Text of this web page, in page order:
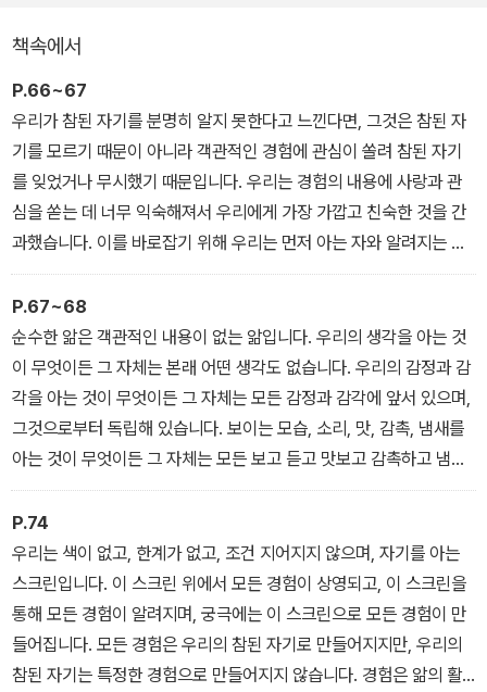
를 알고 싶은 독자, 진리를 찾는 길을 걷다가 길을 잃어버린 혹은 결실
을 보지 못한 구도자, 진정한 평화와 행복에 목마른 독자에게 바로 지
금 눈앞에 있는 ‘직접적인 길’을 선사한다.
책속에서
P.66~67
우리가 참된 자기를 분명히 알지 못한다고 느낀다면, 그것은 참된 자
기를 모르기 때문이 아니라 객관적인 경험에 관심이 쏠려 참된 자기
를 잊었거나 무시했기 때문입니다. 우리는 경험의 내용에 사랑과 관
심을 쏟는 데 너무 익숙해져서 우리에게 가장 가깝고 친숙한 것을 간
과했습니다. 이를 바로잡기 위해 우리는 먼저 아는 자와 알려지는 대
상, 경험하는 자와 경험되는 대상, 목격하는 자와 목격되는 대상을 구
분합니다. 나중에는 이 구분을 허물겠지만, 경험에 빠져서 지나가는
모든 생각, 느낌, 활동, 관계를 자기와 동일시하는 사람에게는 먼저 이
렇게 구분할 필요가 있습니다. 우리는 변하는 모든 인식과 경험에서
아는 요소입니다. 모든 경험은 우리에게 일어나고, 우리에게 알려지
거나 우리 안에 나타나지만, 우리는 어떤 특정한 경험이 아닙니다.
P.67~68
순수한 앎은 객관적인 내용이 없는 앎입니다. 우리의 생각을 아는 것
이 무엇이든 그 자체는 본래 어떤 생각도 없습니다. 우리의 감정과 감
각을 아는 것이 무엇이든 그 자체는 모든 감정과 감각에 앞서 있으며,
그것으로부터 독립해 있습니다. 보이는 모습, 소리, 맛, 감촉, 냄새를
아는 것이 무엇이든 그 자체는 모든 보고 듣고 맛보고 감촉하고 냄새
맡음이 없습니다. 그래서 때로는 텅 비어 있다고 말합니다. 여기서 ‘비
어 있다’는 것은 아무것도 없는 공백이나 진공이 아니라, 객관적인 내
용이 비어 있다는 뜻입니다. 대상은 비어 있지만, 순수한 앎 또는 인식
으로 가득합니다. 우리가 ‘나’라고 부르는 이 순수한 앎 또는 텅 빈 앎
은 더는 줄일 수 없는 우리의 본질적인 자기입니다.
P.74
우리는 색이 없고, 한계가 없고, 조건 지어지지 않으며, 자기를 아는
스크린입니다. 이 스크린 위에서 모든 경험이 상영되고, 이 스크린을
통해 모든 경험이 알려지며, 궁극에는 이 스크린으로 모든 경험이 만
들어집니다. 모든 경험은 우리의 참된 자기로 만들어지지만, 우리의
참된 자기는 특정한 경험으로 만들어지지 않습니다. 경험은 앎의 활